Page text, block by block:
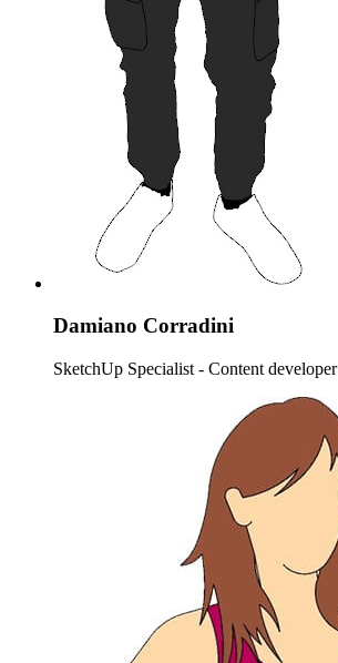
Damiano Corradini
SketchUp Specialist - Content developer